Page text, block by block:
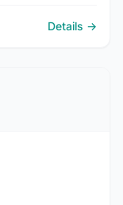
Details →